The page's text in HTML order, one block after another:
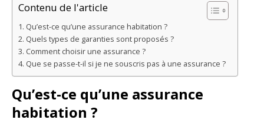
Contenu de l'article
Qu’est-ce qu’une assurance habitation ?
Quels types de garanties sont proposés ?
Comment choisir une assurance ?
Que se passe-t-il si je ne souscris pas à une assurance ?
Qu’est-ce qu’une assurance
habitation ?